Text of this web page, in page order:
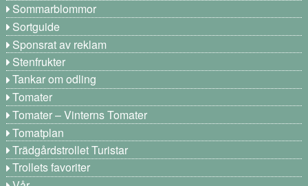
Sommarblommor
Sortguide
Sponsrat av reklam
Stenfrukter
Tankar om odling
Tomater
Tomater – Vinterns Tomater
Tomatplan
Trädgårdstrollet Turistar
Trollets favoriter